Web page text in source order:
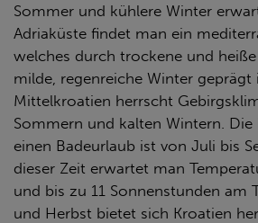
Sommer und kühlere Winter
Adriaküste findet man ein
welches durch trockene und
milde, regenreiche Winter geprägt
Mittelkroatien herrscht
Sommern und kalten Wintern. Die
einen Badeurlaub ist von Juli bis
dieser Zeit erwartet man
und bis zu 11 Sonnenstunden am
und Herbst bietet sich Kroatien